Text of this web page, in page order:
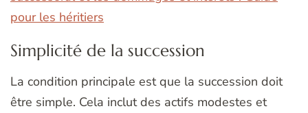
pour les héritiers
Simplicité de la succession
La condition principale est que la succession doit
être simple. Cela inclut des actifs modestes et